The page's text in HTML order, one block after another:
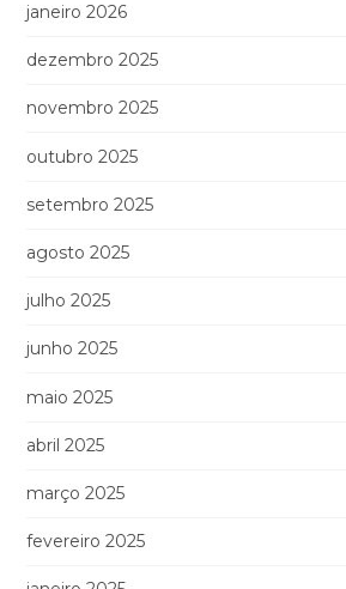
janeiro 2026
dezembro 2025
novembro 2025
outubro 2025
setembro 2025
agosto 2025
julho 2025
junho 2025
maio 2025
abril 2025
março 2025
fevereiro 2025